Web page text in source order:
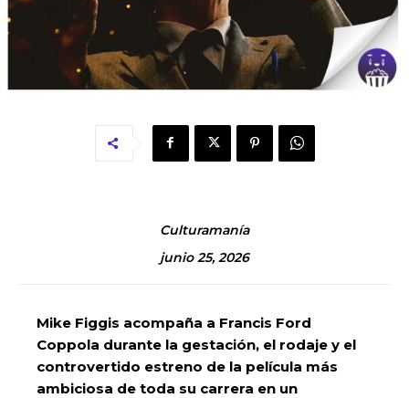
Culturamanía
junio 25, 2026
Mike Figgis acompaña a Francis Ford
Coppola durante la gestación, el rodaje y el
controvertido estreno de la película más
ambiciosa de toda su carrera en un